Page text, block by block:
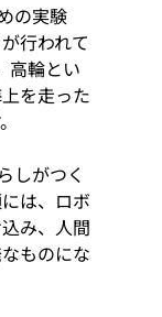
の実験
行われて
高輪とい
を走った
しがつく
は、ロボ
み、人間
ものにな